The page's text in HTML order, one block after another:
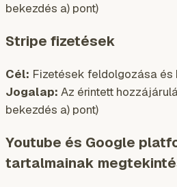
bekezdés a) pont)
Stripe fizetések
Cél: Fizetések feldolgozása és
Jogalap: Az érintett
bekezdés a) pont)
Youtube és Google
tartalmainak